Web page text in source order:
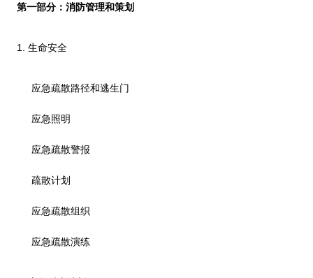
第一部分：消防管理和策划
1. 生命安全
应急疏散路径和逃生门
应急照明
应急疏散警报
疏散计划
应急疏散组织
应急疏散演练